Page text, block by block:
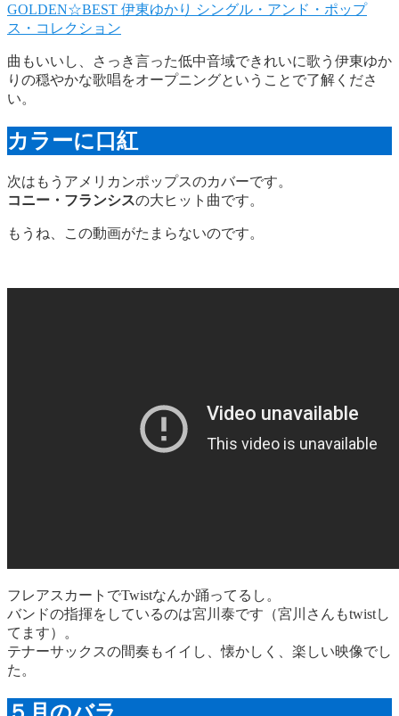
GOLDEN☆BEST 伊東ゆかり シングル・アンド・ポップ
ス・コレクション
曲もいいし、さっき言った低中音域できれいに歌う伊東ゆか
りの穏やかな歌唱をオープニングということで了解くださ
い。
カラーに口紅
次はもうアメリカンポップスのカバーです。
コニー・フランシスの大ヒット曲です。
もうね、この動画がたまらないのです。
フレアスカートでTwistなんか踊ってるし。
バンドの指揮をしているのは宮川泰です（宮川さんもtwistし
てます）。
テナーサックスの間奏もイイし、懐かしく、楽しい映像でし
た。